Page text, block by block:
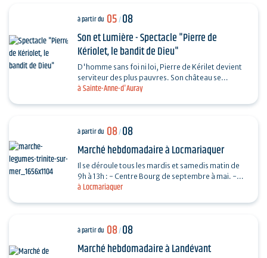
à Sainte-Anne-d'Auray
à partir du 05/08
Son et Lumière - Spectacle "Pierre de
Kériolet, le bandit de Dieu"
D'homme sans foi ni loi, Pierre de Kérilet devient
serviteur des plus pauvres. Son château se
transforme en refuge, sa vie en offrande.
à Locmariaquer
à partir du 08/08
Marché hebdomadaire à Locmariaquer
Il se déroule tous les mardis et samedis matin de
9h à 13h : - Centre Bourg de septembre à mai. -
Place De Gaulle de juin à août.
à partir du 08/08
Marché hebdomadaire à Landévant